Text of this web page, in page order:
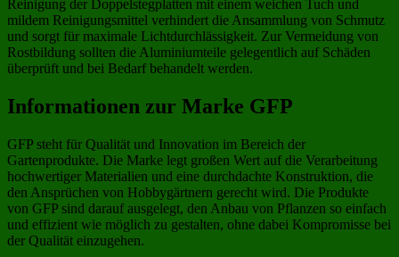
Reinigung der Doppelstegplatten mit einem weichen Tuch und
mildem Reinigungsmittel verhindert die Ansammlung von Schmutz
und sorgt für maximale Lichtdurchlässigkeit. Zur Vermeidung von
Rostbildung sollten die Aluminiumteile gelegentlich auf Schäden
überprüft und bei Bedarf behandelt werden.
Informationen zur Marke GFP
GFP steht für Qualität und Innovation im Bereich der
Gartenprodukte. Die Marke legt großen Wert auf die Verarbeitung
hochwertiger Materialien und eine durchdachte Konstruktion, die
den Ansprüchen von Hobbygärtnern gerecht wird. Die Produkte
von GFP sind darauf ausgelegt, den Anbau von Pflanzen so einfach
und effizient wie möglich zu gestalten, ohne dabei Kompromisse bei
der Qualität einzugehen.